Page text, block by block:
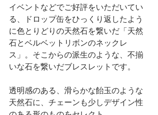
イベントなどでご好評をいただいてい
る、ドロップ缶をひっくり返したよう
に色とりどりの天然石を繋いだ「天然
石とベルベットリボンのネックレ
ス」。そこからの派生のような、不揃
いな石を繋いだブレスレットです。
透明感のある、滑らかな飴玉のような
天然石に、チェーンも少しデザイン性